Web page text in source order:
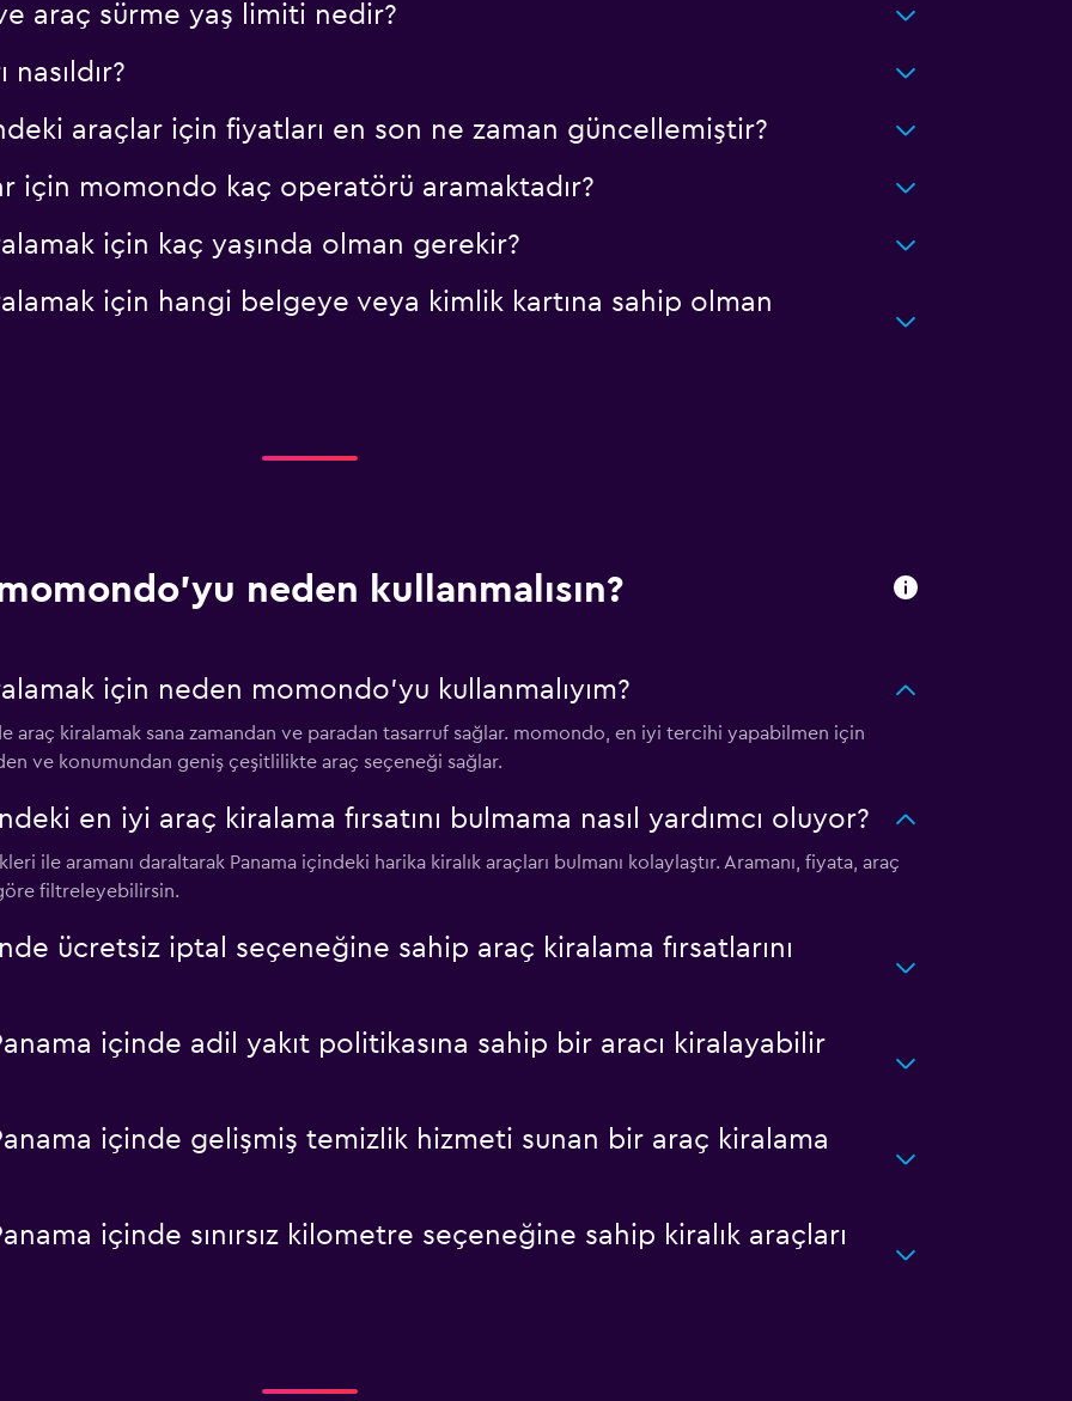
araç sürme yaş limiti nedir?
araçlar için fiyatları en son ne zaman güncellemiştir?
için momondo kaç operatörü aramaktadır?
için kaç yaşında olman gerekir?
için hangi belgeye veya kimlik kartına sahip olman
neden kullanmalısın?
için neden momondo'yu kullanmalıyım?
araç kiralamak sana zamandan ve paradan tasarruf sağlar. momondo, en iyi tercihi yapabilmen için
ve konumundan geniş çeşitlilikte araç seçeneği sağlar.
en iyi araç kiralama fırsatını bulmama nasıl yardımcı oluyor?
ile aramanı daraltarak Panama içindeki harika kiralık araçları bulmanı kolaylaştır. Aramanı, fiyata, araç
göre filtreleyebilirsin.
ücretsiz iptal seçeneğine sahip araç kiralama fırsatlarını
içinde adil yakıt politikasına sahip bir aracı kiralayabilir
içinde gelişmiş temizlik hizmeti sunan bir araç kiralama
içinde sınırsız kilometre seçeneğine sahip kiralık araçları